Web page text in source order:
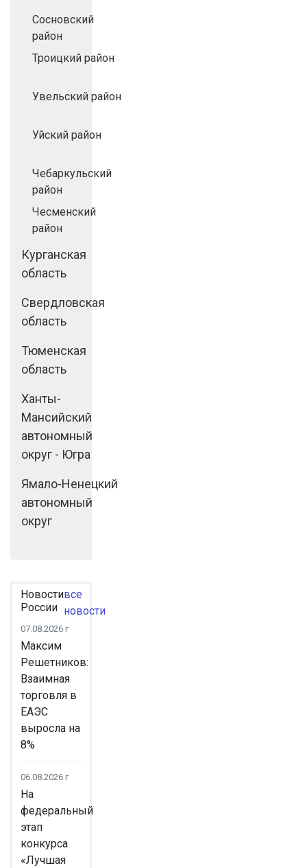
Сосновский
район
Троицкий район
Увельский район
Уйский район
Чебаркульский
район
Чесменский
район
Курганская
область
Свердловская
область
Тюменская
область
Ханты-
Мансийский
автономный
округ - Югра
Ямало-Ненецкий
автономный
округ
Новости
России
все
новости
07.08.2026 г
Максим
Решетников:
Взаимная
торговля в
ЕАЭС
выросла на
8%
06.08.2026 г
На
федеральный
этап
конкурса
«Лучшая